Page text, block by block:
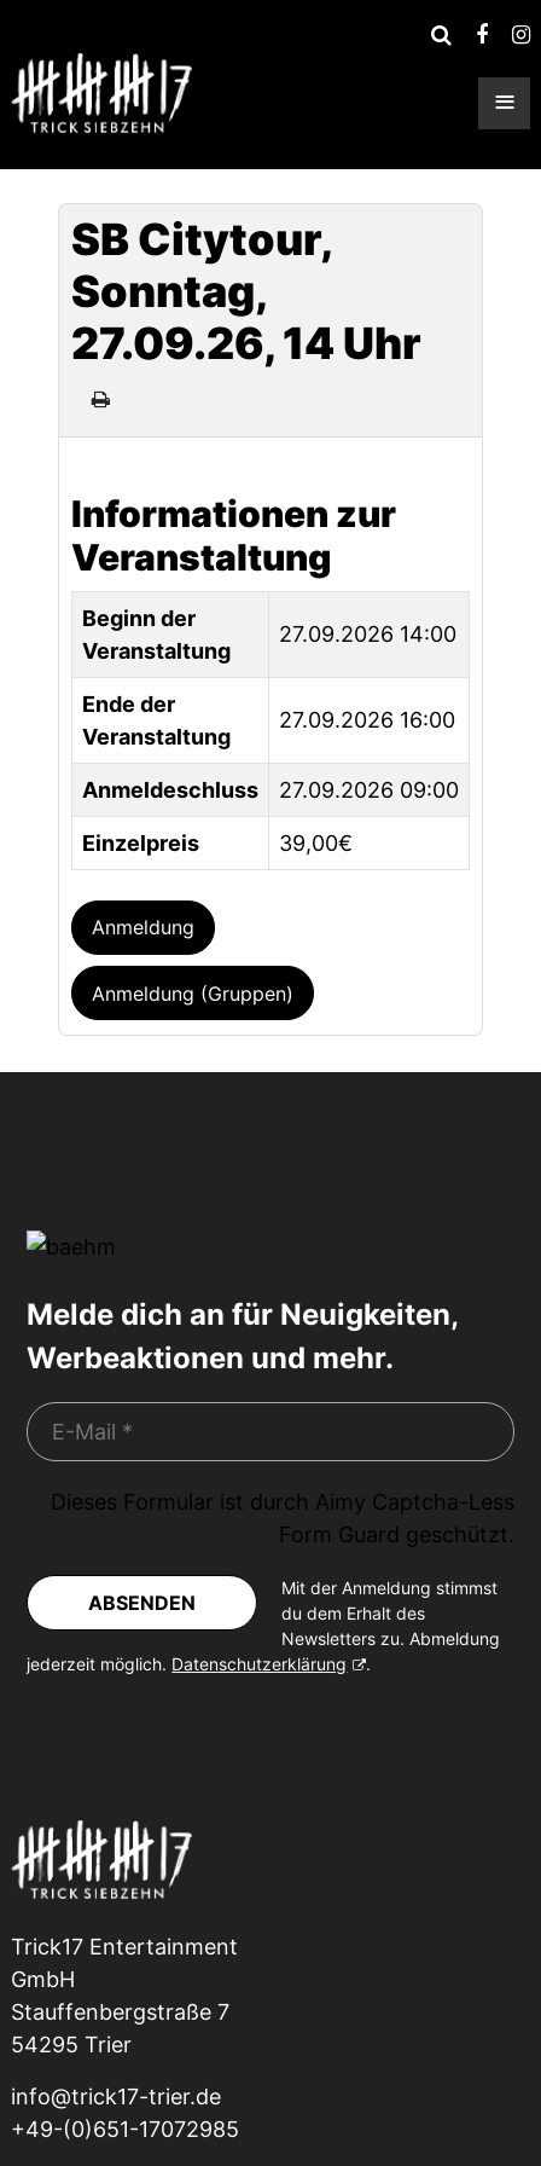
≡
SB Citytour,
Sonntag,
27.09.26, 14 Uhr
Informationen zur
Veranstaltung
Beginn der
Veranstaltung
27.09.2026 14:00
Ende der
Veranstaltung
27.09.2026 16:00
Anmeldeschluss 27.09.2026 09:00
Einzelpreis 39,00€
Anmeldung
Anmeldung (Gruppen)
Melde dich an für Neuigkeiten,
Werbeaktionen und mehr.
Dieses Formular ist durch Aimy Captcha-Less
Form Guard geschützt.
ABSENDEN
Mit der Anmeldung stimmst
du dem Erhalt des
Newsletters zu. Abmeldung
jederzeit möglich. Datenschutzerklärung .
Trick17 Entertainment
GmbH
Stauffenbergstraße 7
54295 Trier
info@trick17-trier.de
+49-(0)651-17072985